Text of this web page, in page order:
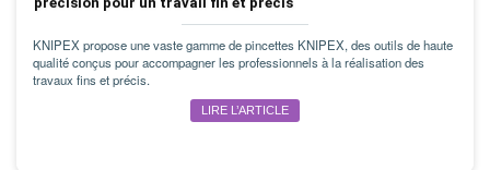
KNIPEX propose une vaste gamme de pincettes KNIPEX, des outils de haute
qualité conçus pour accompagner les professionnels à la réalisation des
travaux fins et précis.
LIRE L’ARTICLE